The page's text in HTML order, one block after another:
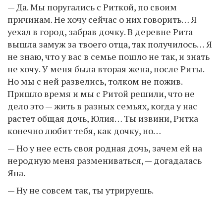
— Да. Мы поругались с Риткой, по своим
причинам. Не хочу сейчас о них говорить… Я
уехал в город, забрав дочку. В деревне Рита
вышла замуж за твоего отца, так получилось… Я
не знаю, что у вас в семье пошло не так, и знать
не хочу. У меня была вторая жена, после Риты.
Но мы с ней развелись, толком не пожив.
Пришло время и мы с Ритой решили, что не
дело это — жить в разных семьях, когда у нас
растет общая дочь, Юлия… Ты извини, Ритка
конечно любит тебя, как дочку, но…
— Но у нее есть своя родная дочь, зачем ей на
неродную меня размениваться, — догадалась
Яна.
— Ну не совсем так, ты утрируешь.